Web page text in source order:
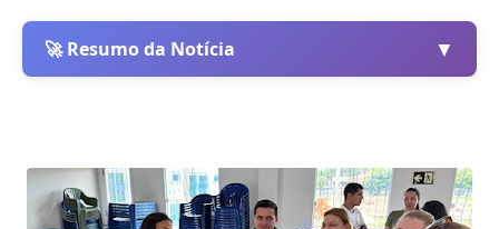
🚀 Resumo da Notícia ▼